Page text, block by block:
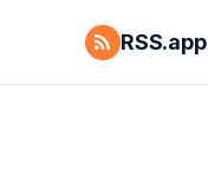
RSS.app